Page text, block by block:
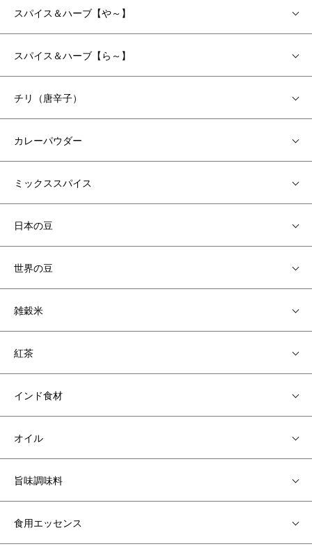
スパイス＆ハーブ【や～】
スパイス＆ハーブ【ら～】
チリ（唐辛子）
カレーパウダー
ミックススパイス
日本の豆
世界の豆
雑穀米
紅茶
インド食材
オイル
旨味調味料
食用エッセンス